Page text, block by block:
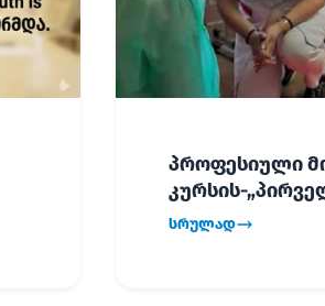
პროფესიული
კურსის-
გადაუდებელი
სრულად